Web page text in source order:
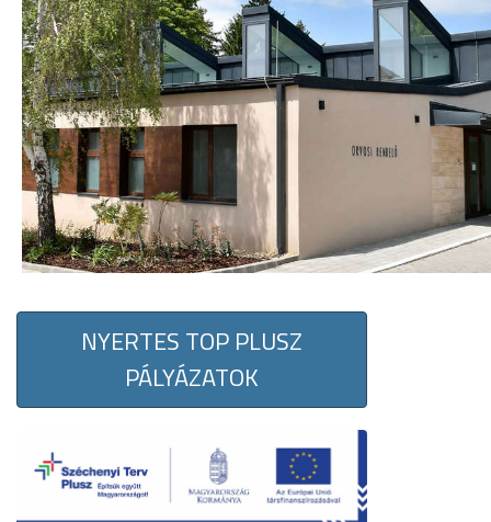
NYERTES TOP PLUSZ
PÁLYÁZATOK